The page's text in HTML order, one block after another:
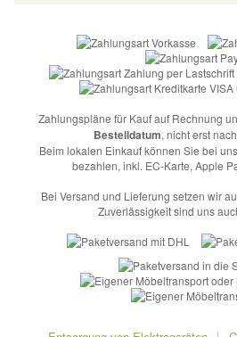
Zahlungspläne für Kauf auf Rechnung
Bestelldatum, nicht erst
Beim lokalen Einkauf können Sie bei
bezahlen, inkl. EC-Karte, Apple
Bei Versand und Lieferung setzen wir
Zuverlässigkeit sind uns